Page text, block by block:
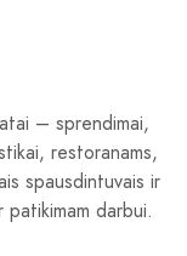
– sprendimai,
restoranams,
spausdintuvais ir
darbui.